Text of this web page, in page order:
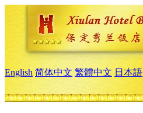
English 简体中文 繁體中文 日本語